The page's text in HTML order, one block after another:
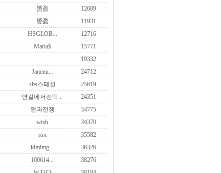
赟盈
12609
赟盈
11931
HSGLOB...
12716
Maria$
15771
19332
Janemi...
24712
sbs스페셜
25619
연길에서전탁...
24351
쩐과전쟁
34775
wish
34370
ssx
35582
kimimg...
36326
100614...
38276